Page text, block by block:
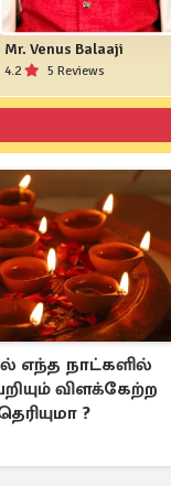
Mr. Venus Balaaji
4.2 5 Reviews
எந்த நாட்களில்
விளக்கேற்ற
?